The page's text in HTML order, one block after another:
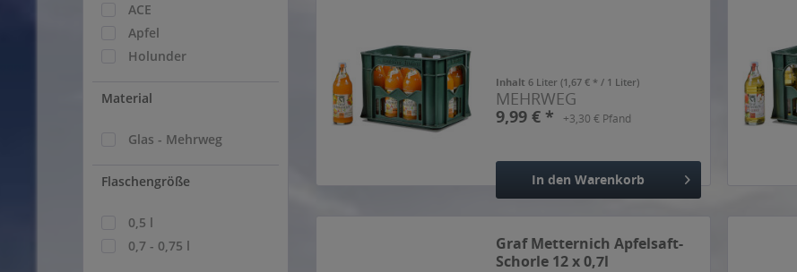
ACE
Apfel
Holunder
Material
Glas - Mehrweg
Flaschengröße
0,5 l
0,7 - 0,75 l
Inhalt6 Liter(1,67 € * / 1 Liter)
MEHRWEG
9,99 € *
+3,30 € Pfand
In den Warenkorb
Graf Metternich Apfelsaft-
Schorle 12 x 0,7l